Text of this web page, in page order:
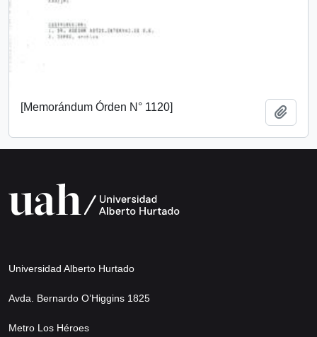
[Memorándum Órden N° 1120]
Universidad Alberto Hurtado
Avda. Bernardo O’Higgins 1825
Metro Los Héroes